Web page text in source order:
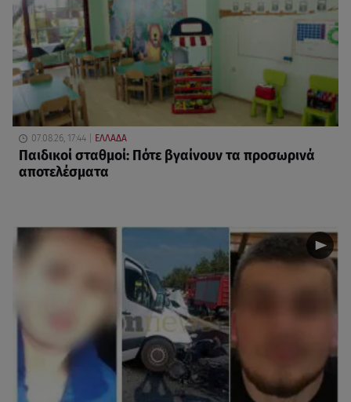
07.08.26, 17:44 ΕΛΛΑΔΑ
Παιδικοί σταθμοί: Πότε βγαίνουν τα προσωρινά
αποτελέσματα